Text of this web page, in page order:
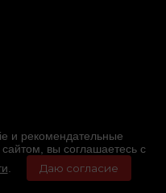
и рекомендательные
вы соглашаетесь с
Даю согласие